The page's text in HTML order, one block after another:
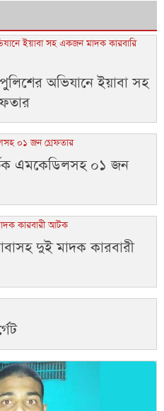
অভিযানে ইয়াবা সহ
এমকেডিলসহ ০১ জন
দুই মাদক কারবারী